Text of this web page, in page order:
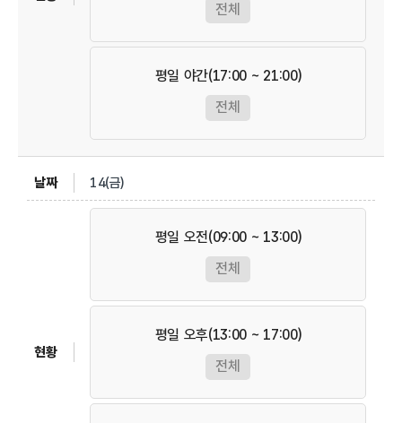
전체
평일 야간(17:00 ~ 21:00)
전체
14(금)
평일 오전(09:00 ~ 13:00)
전체
평일 오후(13:00 ~ 17:00)
전체